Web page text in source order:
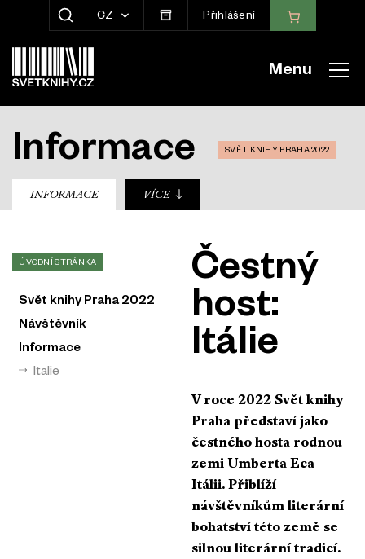
ZOBRAZIT HLEDÁNÍ
CZ Přihlášení
Menu
Informace SVĚT KNIHY PRAHA 2022
sub-nav
INFORMACE VÍCE
ÚVODNÍ STRÁNKA
Svět knihy Praha 2022
Návštěvník
Informace
Italie
Čestný
host:
Itálie
V roce 2022 Svět knihy
Praha představí jako
čestného hosta rodnou
zemi Umberta Eca –
Itálii. Přiblíží
návštěvníkům literární
bohatství této země se
silnou literární tradicí.